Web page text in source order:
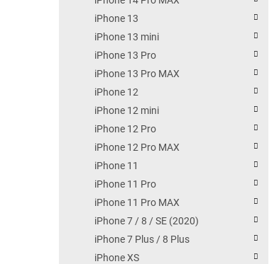
iPhone 13
iPhone 13 mini
iPhone 13 Pro
iPhone 13 Pro MAX
iPhone 12
iPhone 12 mini
iPhone 12 Pro
iPhone 12 Pro MAX
iPhone 11
iPhone 11 Pro
iPhone 11 Pro MAX
iPhone 7 / 8 / SE (2020)
iPhone 7 Plus / 8 Plus
iPhone XS